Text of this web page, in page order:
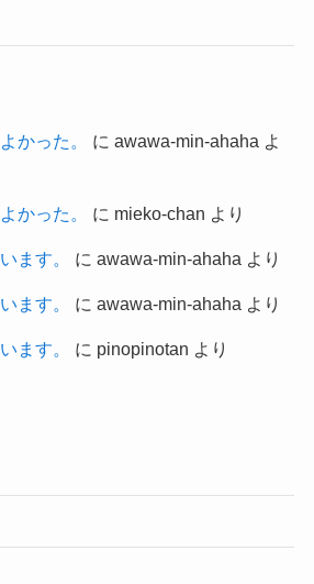
かった。 に awawa-min-ahaha よ
かった。 に mieko-chan より
ます。 に awawa-min-ahaha より
ます。 に awawa-min-ahaha より
ます。 に pinopinotan より